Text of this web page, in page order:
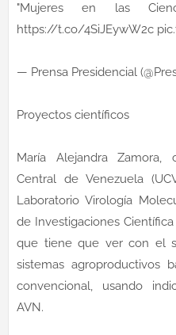
"Mujeres en las
https://t.co/4SiJEywW2c
— Prensa Presidencial
Proyectos científicos
María Alejandra Zamora,
Central de Venezuela
Laboratorio Virología
de Investigaciones
que tiene que ver con el
sistemas agroproductivos
convencional, usando
AVN.